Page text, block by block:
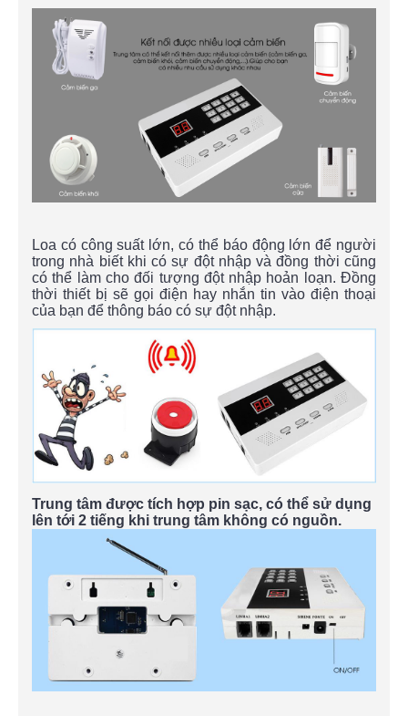
Loa có công suất lớn, có thể báo động lớn để người
trong nhà biết khi có sự đột nhập và đồng thời cũng
có thể làm cho đối tượng đột nhập hoản loạn. Đồng
thời thiết bị sẽ gọi điện hay nhắn tin vào điện thoại
của bạn để thông báo có sự đột nhập.
Trung tâm được tích hợp pin sạc, có thể sử dụng
lên tới 2 tiếng khi trung tâm không có nguồn.